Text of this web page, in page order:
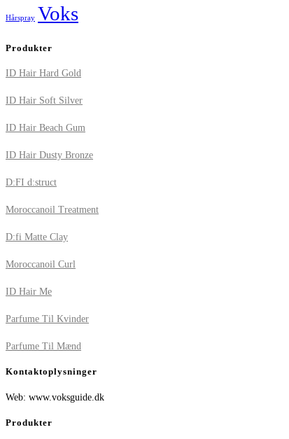
Hårspray Voks
Produkter
ID Hair Hard Gold
ID Hair Soft Silver
ID Hair Beach Gum
ID Hair Dusty Bronze
D:FI d:struct
Moroccanoil Treatment
D:fi Matte Clay
Moroccanoil Curl
ID Hair Me
Parfume Til Kvinder
Parfume Til Mænd
Kontaktoplysninger
Web: www.voksguide.dk
Produkter